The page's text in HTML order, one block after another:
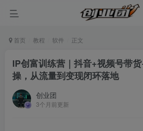
首页 教程 软件 正文
IP创富训练营｜抖音+视频号带
操，从流量到变现闭环落地
创业团
3个月前更新